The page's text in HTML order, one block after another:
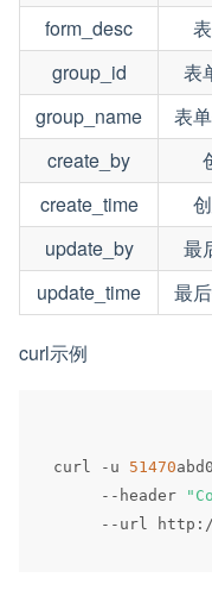
form_desc
group_id
表
group_name
表
create_by
create_time
update_by
最
update_time
最
curl示例
curl - u 51470
-- header
-- url http : /